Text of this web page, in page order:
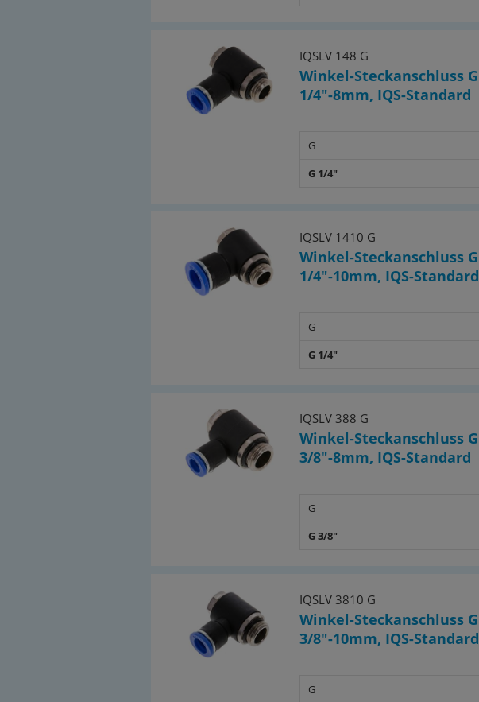
IQSLV 148 G
Winkel-Steckanschluss G
1/4"-8mm, IQS-Standard
G
G 1/4"
IQSLV 1410 G
Winkel-Steckanschluss G
1/4"-10mm, IQS-Standard
G
G 1/4"
IQSLV 388 G
Winkel-Steckanschluss G
3/8"-8mm, IQS-Standard
G
G 3/8"
IQSLV 3810 G
Winkel-Steckanschluss G
3/8"-10mm, IQS-Standard
G